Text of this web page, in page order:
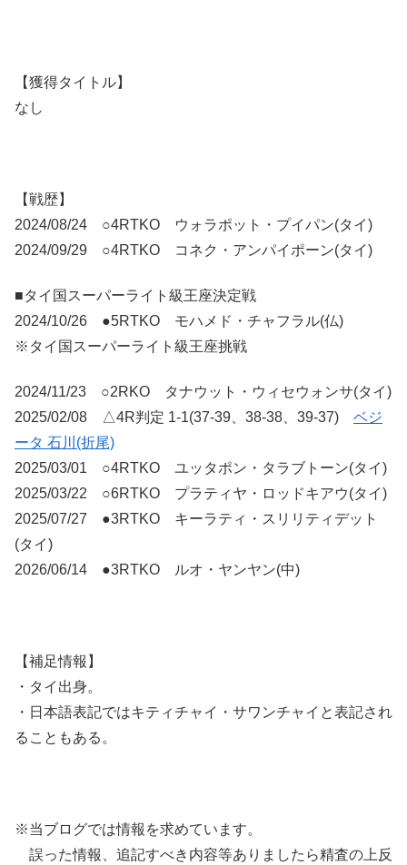
【獲得タイトル】
なし
【戦歴】
2024/08/24 ○4RTKO ウォラポット・プイパン(タイ)
2024/09/29 ○4RTKO コネク・アンパイポーン(タイ)
■タイ国スーパーライト級王座決定戦
2024/10/26 ●5RTKO モハメド・チャフラル(仏)
※タイ国スーパーライト級王座挑戦
2024/11/23 ○2RKO タナウット・ウィセウォンサ(タイ)
2025/02/08 △4R判定 1-1(37-39、38-38、39-37) ベジ
ータ 石川(折尾)
2025/03/01 ○4RTKO ユッタポン・タラブトーン(タイ)
2025/03/22 ○6RTKO プラティヤ・ロッドキアウ(タイ)
2025/07/27 ●3RTKO キーラティ・スリリティデット
(タイ)
2026/06/14 ●3RTKO ルオ・ヤンヤン(中)
【補足情報】
・タイ出身。
・日本語表記ではキティチャイ・サワンチャイと表記され
ることもある。
※当ブログでは情報を求めています。
誤った情報、追記すべき内容等ありましたら精査の上反